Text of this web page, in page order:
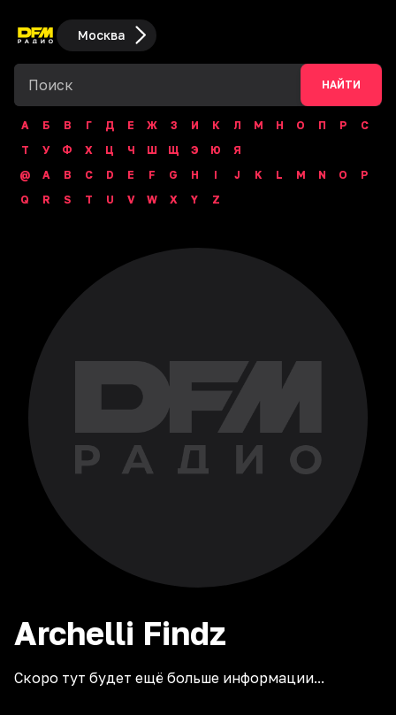
Москва
НАЙТИ
А Б В Г Д Е Ж З И К Л М Н О П Р
С
Т
У Ф Х Ц Ч Ш Щ Э Ю
Я
@
A B C D E F G H I J K L M N O
P
Q
R S T U V W X Y Z
Archelli Findz
Скоро тут будет ещё больше информации...